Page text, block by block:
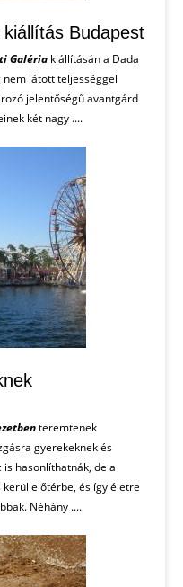
Budapest
Galéria kiállításán a Dada
látott teljességgel
jelentőségű avantgárd
két nagy ....
teremtenek
gyerekeknek és
hasonlíthatnák, de a
előtérbe, és így életre
Néhány ....